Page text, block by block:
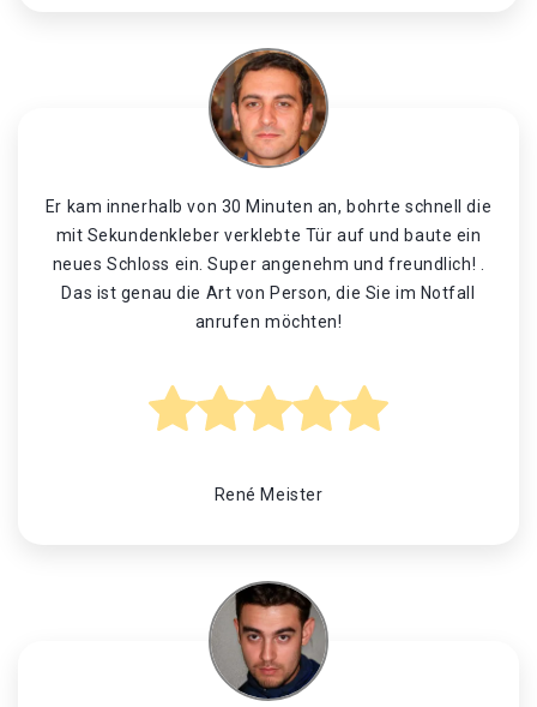
Er kam innerhalb von 30 Minuten an, bohrte schnell die
mit Sekundenkleber verklebte Tür auf und baute ein
neues Schloss ein. Super angenehm und freundlich! .
Das ist genau die Art von Person, die Sie im Notfall
anrufen möchten!
René Meister